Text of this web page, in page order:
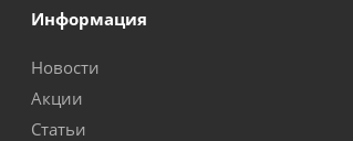
Информация
Новости
Акции
Статьи